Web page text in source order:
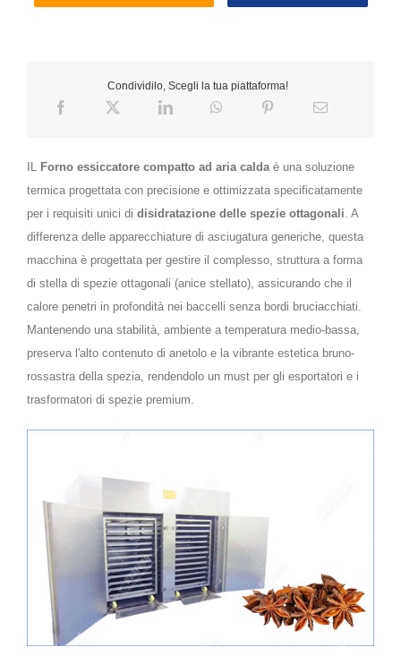
Condividilo, Scegli la tua piattaforma!
Forno essiccatore compatto ad aria caldaè una soluzione
termica progettata con precisione e ottimizzata specificatamente
per i requisiti unici di disidratazione delle spezie ottagonali . A
differenza delle apparecchiature di asciugatura generiche, questa
macchina è progettata per gestire il complesso, struttura a forma
di stella di spezie ottagonali (anice stellato), assicurando che il
calore penetri in profondità nei baccelli senza bordi bruciacchiati.
Mantenendo una stabilità, ambiente a temperatura medio-bassa,
preserva l'alto contenuto di anetolo e la vibrante estetica bruno-
rossastra della spezia, rendendolo un must per gli esportatori e i
trasformatori di spezie premium.